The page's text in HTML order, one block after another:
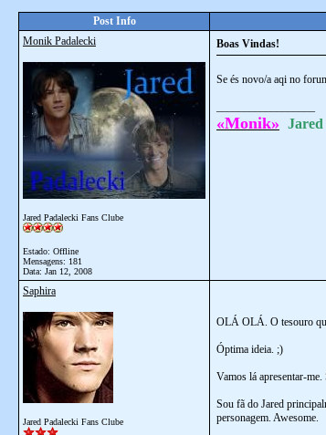
Post Info
Monik Padalecki
Jared Padalecki Fans Clube
Estado: Offline
Mensagens: 181
Data: Jan 12, 2008
Boas Vindas!
Se és novo/a aqi no
«Monik» Jared
Saphira
Jared Padalecki Fans Clube
OLÁ OLÁ. O tesouro
Óptima ideia. ;)
Vamos lá apresentar-
Sou fã do Jared
personagem. Awesome.